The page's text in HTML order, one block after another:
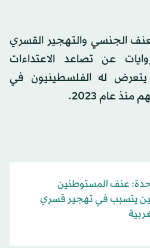
الجنسي والتهجير القسري
عن تصاعد الاعتداءات
يتعرض له الفلسطينيون في
عام 2023.
عنف المستوطنين
يتسبب في تهجير قسري